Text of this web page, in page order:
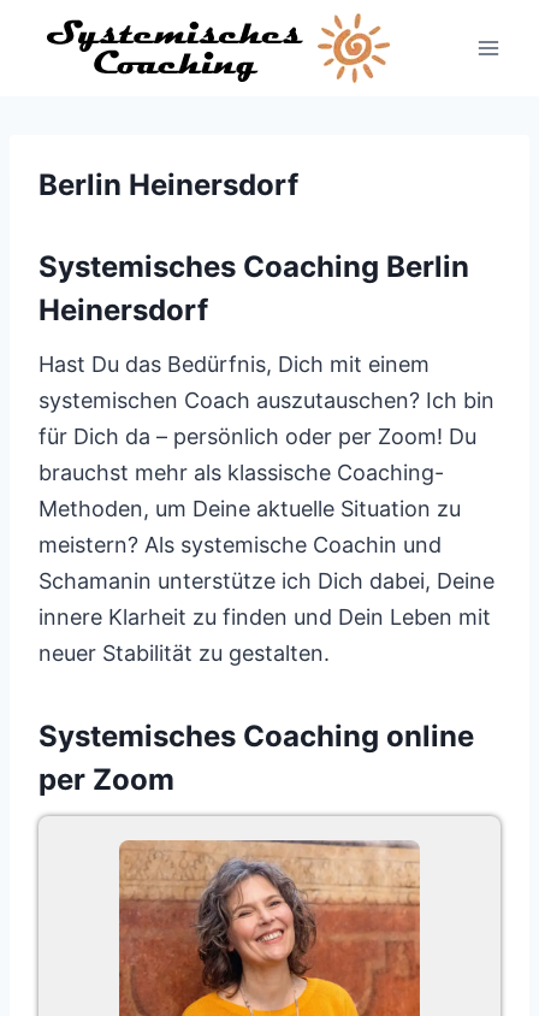
Inhalt
Berlin Heinersdorf
Systemisches Coaching Berlin
Heinersdorf
Hast Du das Bedürfnis, Dich mit einem
systemischen Coach auszutauschen? Ich bin
für Dich da – persönlich oder per Zoom! Du
brauchst mehr als klassische Coaching-
Methoden, um Deine aktuelle Situation zu
meistern? Als systemische Coachin und
Schamanin unterstütze ich Dich dabei, Deine
innere Klarheit zu finden und Dein Leben mit
neuer Stabilität zu gestalten.
Systemisches Coaching online
per Zoom